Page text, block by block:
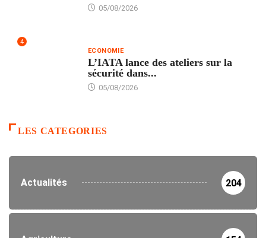
05/08/2026
4
ECONOMIE
L’IATA lance des ateliers sur la
sécurité dans...
05/08/2026
LES CATEGORIES
Actualités 204